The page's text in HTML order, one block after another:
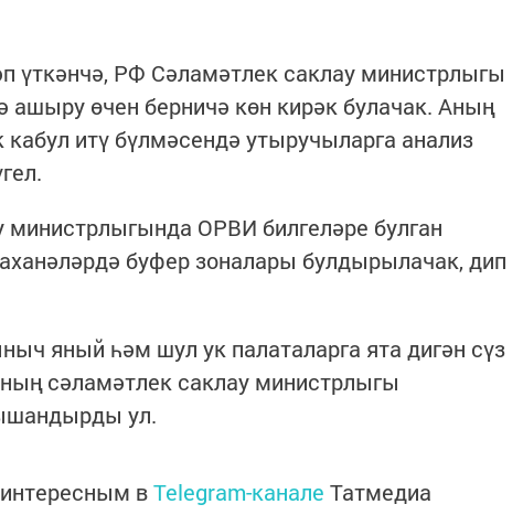
үткәнчә, РФ Сәламәтлек саклау министрлыгы
ашыру өчен берничә көн кирәк булачак. Аның
кабул итү бүлмәсендә утыручыларга анализ
министрлыгында ОРВИ билгеләре булган
буфер зоналары булдырылачак, дип
яный һәм шул ук палаталарга ята дигән сүз
сәламәтлек саклау министрлыгы
ул.
вTelegram-канале Татмедиа